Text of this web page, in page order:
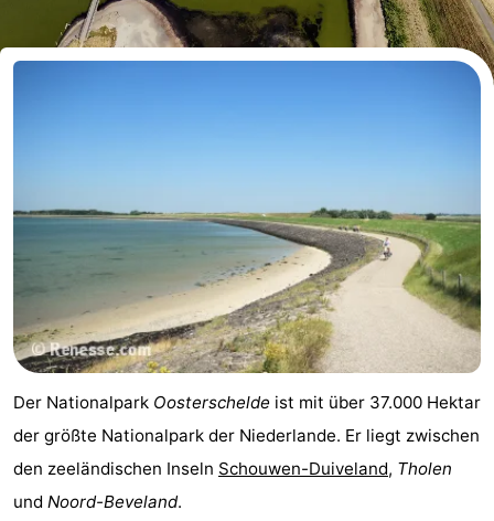
Ginsterveld
Julianahoeve
Livingstone
-
Port
Greve
Port
Zélande
-
Resort
-
Der Nationalpark Oosterschelde ist mit über 37.000 Hektar
der größte Nationalpark der Niederlande. Er liegt zwischen
den zeeländischen Inseln Schouwen-Duiveland, Tholen
und Noord-Beveland.